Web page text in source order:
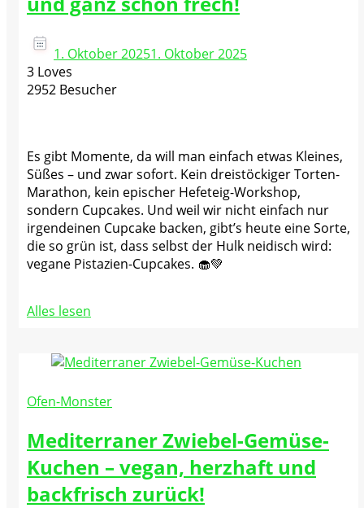
1. Oktober 20251. Oktober 2025
3 Loves
2952 Besucher
Es gibt Momente, da will man einfach etwas Kleines,
Süßes – und zwar sofort. Kein dreistöckiger Torten-
Marathon, kein epischer Hefeteig-Workshop,
sondern Cupcakes. Und weil wir nicht einfach nur
irgendeinen Cupcake backen, gibt’s heute eine Sorte,
die so grün ist, dass selbst der Hulk neidisch wird:
vegane Pistazien-Cupcakes. 🧁💚
Alles lesen
Ofen-Monster
Mediterraner Zwiebel-Gemüse-
Kuchen – vegan, herzhaft und
backfrisch zurück!